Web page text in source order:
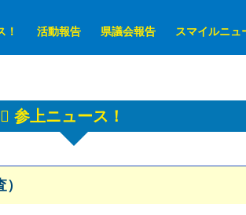
！ 活動報告 県議会報告 スマイルニュ
参上ニュース！